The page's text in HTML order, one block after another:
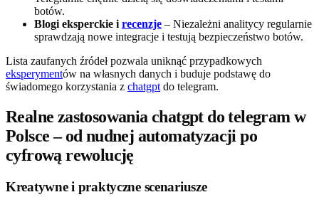
botów.
Blogi eksperckie i recenzje – Niezależni analitycy regularnie
sprawdzają nowe integracje i testują bezpieczeństwo botów.
Lista zaufanych źródeł pozwala uniknąć przypadkowych
eksperymentów na własnych danych i buduje podstawę do
świadomego korzystania z chatgpt do telegram.
Realne zastosowania chatgpt do telegram w
Polsce – od nudnej automatyzacji po
cyfrową rewolucję
Kreatywne i praktyczne scenariusze